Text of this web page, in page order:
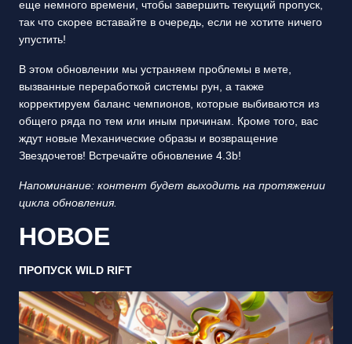
еще немного времени, чтобы завершить текущий пропуск,
так что скорее вставайте в очередь, если не хотите ничего
упустить!
В этом обновлении мы устраняем проблемы в мете,
вызванные переработкой системы рун, а также
корректируем баланс чемпионов, которые выбиваются из
общего ряда по тем или иным причинам. Кроме того, вас
ждут новые Механические образы и возвращение
Звездочетов! Встречайте обновление 4.3b!
Напоминание: контент будет выходить на протяжении
цикла обновления.
НОВОЕ
ПРОПУСК WILD RIFT